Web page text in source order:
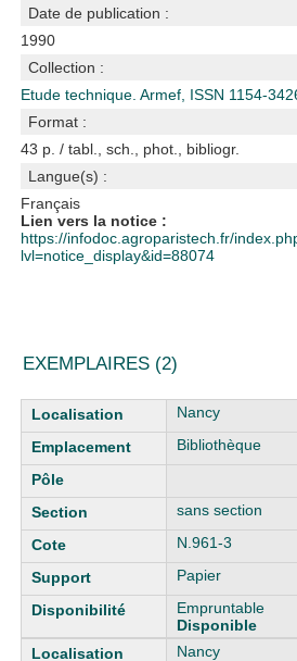
Date de publication :
1990
Collection :
Etude technique. Armef, ISSN 1154-
Format :
43 p. / tabl., sch., phot., bibliogr.
Langue(s) :
Français
Lien vers la notice :
https://infodoc.agroparistech.fr/
lvl=notice_display&id=88074
EXEMPLAIRES (2)
Liste des exemplaires
Nancy
Bibliothèque
sans section
N.961-3
Papier
Empruntable
Disponible
Nancy